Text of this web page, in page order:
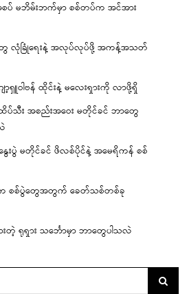
အစပ် မဘိမ်းဘက်မှာ စစ်တပ်က အင်အား
တွေ လုံခြုံရေးနဲ့ အလုပ်လုပ်ဖို့ အကန့်အသတ်
ော့ရှူဝါဗန် ထိုင်းနဲ့ မလေးရှားကို လာဖို့ရှိ
သီး အစည်းအဝေး မတိုင်ခင် ဘာတွေ
ေးပွဲ မတိုင်ခင် ဖိလစ်ပိုင်နဲ့ အမေရိကန် စစ်
က စစ်ပွဲတွေအတွက် ခေတ်သစ်တစ်ခု
းတဲ့ ရုရှား သင်္ဘောမှာ ဘာတွေပါသလဲ